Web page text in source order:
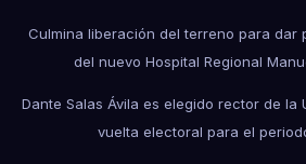
Culmina liberación del terreno para dar
del nuevo Hospital Regional
Dante Salas Ávila es elegido rector de la
vuelta electoral para el